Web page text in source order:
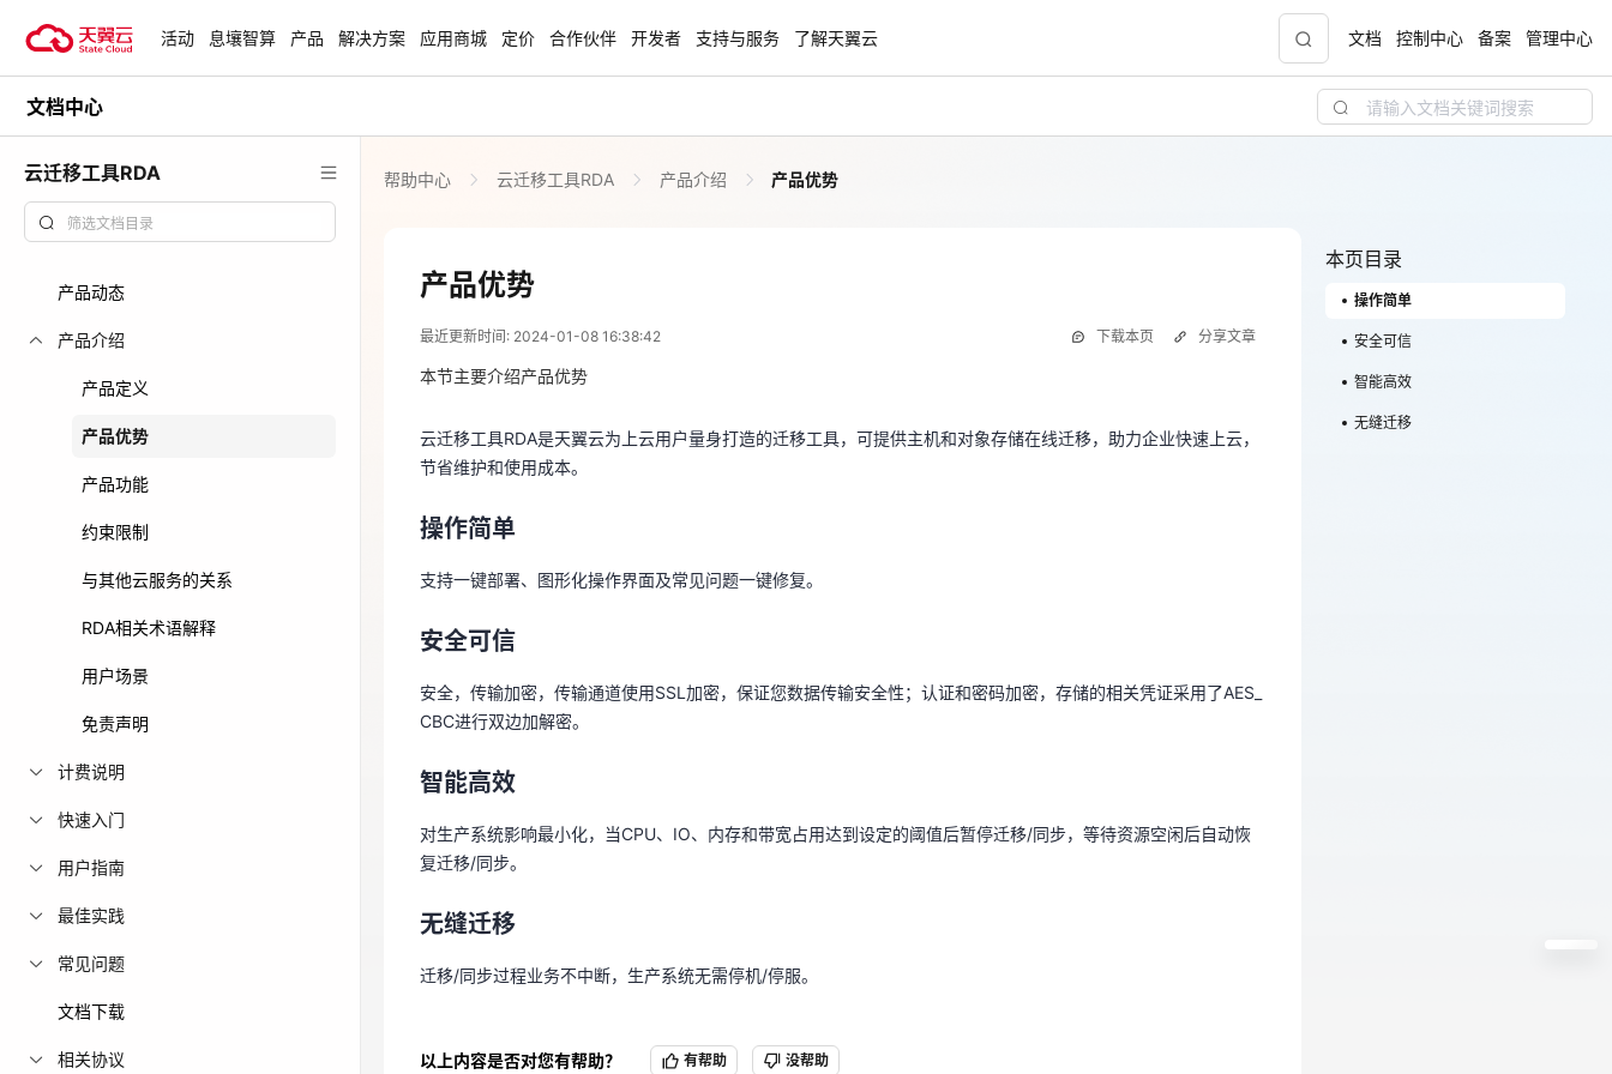
试用，产品折扣等，助您降本增
安全隔离版OpenClaw NEW 聚力AI赋能 天翼云大模型专项
企业出海解决方案
助力您的业务扬帆出海，通达全球！
“一云多芯、一云多态”,国产化软件全面适配，
国家云助力中小企业腾飞，高额上云补贴重磅
爆款云主机全场特惠，2核4G只要1.8折起！
免费活动
免费试用中心
活动 息壤智算 产品 解决方案 应用商城 定价 合作伙伴 开发者 支持与服务 了解天翼云 文档 控制中心 备案 管理中心
文档中心
云迁移工具RDA
产品动态
产品介绍
产品定义
产品优势
产品功能
约束限制
与其他云服务的关系
RDA相关术语解释
用户场景
免责声明
计费说明
快速入门
用户指南
最佳实践
常见问题
文档下载
相关协议
帮助中心 云迁移工具RDA 产品介绍 产品优势
产品优势
最近更新时间: 2024-01-08 16:38:42 下载本页
2024-01-08 08:38:42
云迁移工具RDA是天翼云为上云用户量身打造的迁移工具，可提供主机和对象存储在线迁移，助力企业快速上云，
节省维护和使用成本。
操作简单
安全可信
CBC进行双边加解密。
智能高效
复迁移/同步。
无缝迁移
分享文章
本节主要介绍产品优势
云迁移工具RDA是天翼云为上云用户量身打造的迁移工具，可提供主机和对象存储在线迁移，助力企业快速上云，
节省维护和使用成本。
操作简单
支持一键部署、图形化操作界面及常见问题一键修复。
安全可信
安全，传输加密，传输通道使用SSL加密，保证您数据传输安全性；认证和密码加密，存储的相关凭证采用了AES_
CBC进行双边加解密。
智能高效
对生产系统影响最小化，当CPU、IO、内存和带宽占用达到设定的阈值后暂停迁移/同步，等待资源空闲后自动恢
复迁移/同步。
无缝迁移
迁移/同步过程业务不中断，生产系统无需停机/停服。
以上内容是否对您有帮助？ 有帮助 没帮助
本页目录
操作简单
安全可信
智能高效
无缝迁移